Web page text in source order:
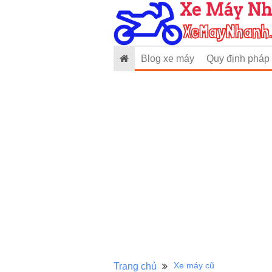
Blog xe máy Quy định pháp
Trang chủ Xe máy cũ